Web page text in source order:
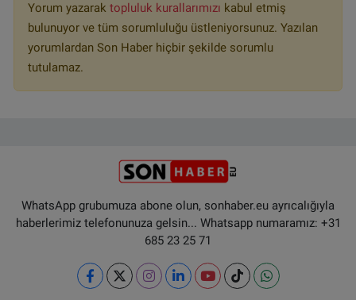
Yorum yazarak topluluk kurallarımızı kabul etmiş
bulunuyor ve tüm sorumluluğu üstleniyorsunuz. Yazılan
yorumlardan Son Haber hiçbir şekilde sorumlu
tutulamaz.
WhatsApp grubumuza abone olun, sonhaber.eu ayrıcalığıyla
haberlerimiz telefonunuza gelsin... Whatsapp numaramız: +31
685 23 25 71